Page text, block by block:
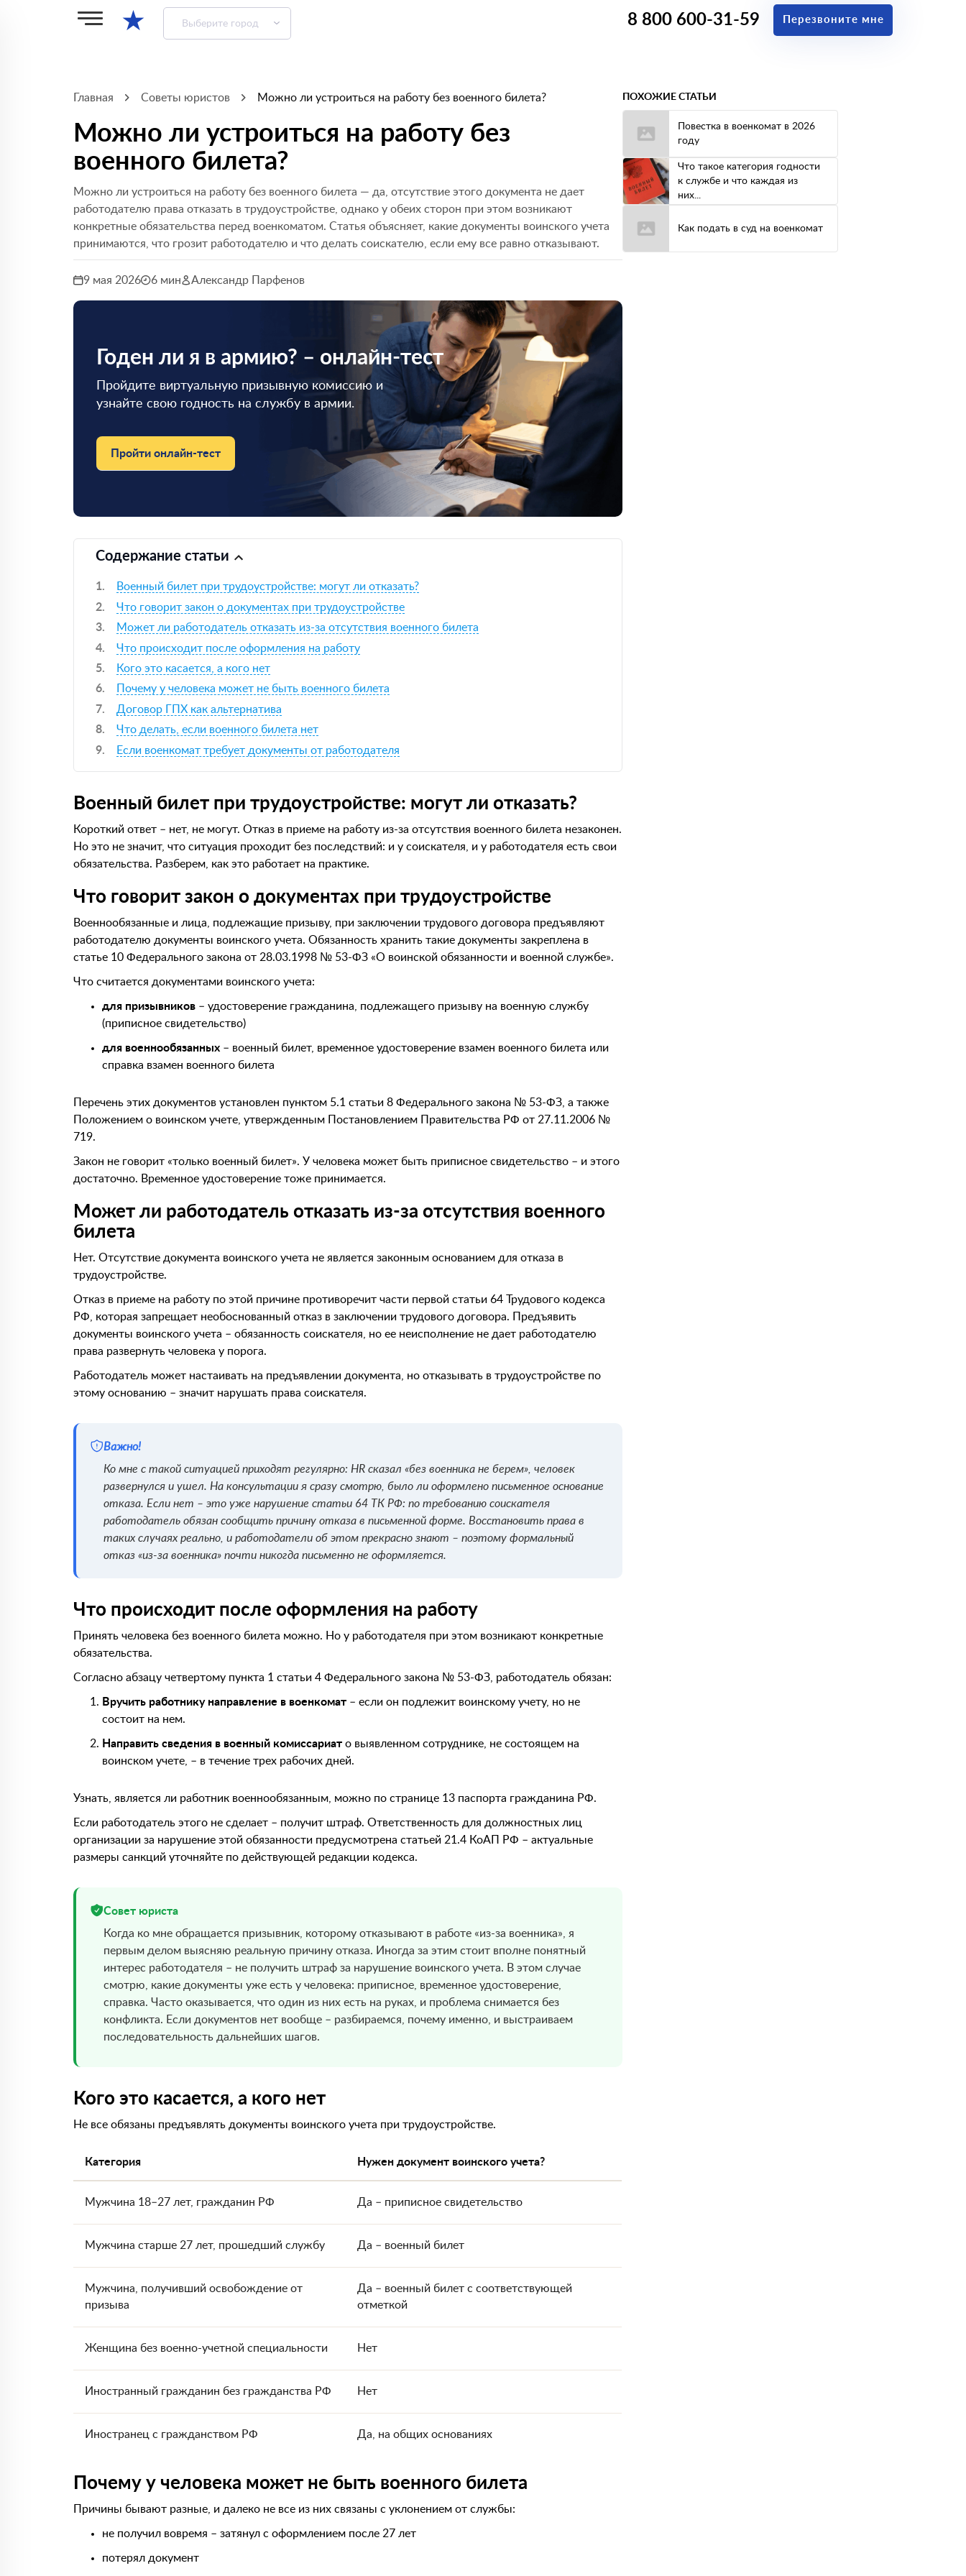
★ Выберите город 8 800 600-31-59 Перезвоните мне
Главная Советы юристов Можно ли устроиться на работу без военного билета?
Можно ли устроиться на работу без
военного билета?
Можно ли устроиться на работу без военного билета — да, отсутствие этого документа не дает
работодателю права отказать в трудоустройстве, однако у обеих сторон при этом возникают
конкретные обязательства перед военкоматом. Статья объясняет, какие документы воинского учета
принимаются, что грозит работодателю и что делать соискателю, если ему все равно отказывают.
9 мая 2026 6 мин Александр Парфенов
Годен ли я в армию? – онлайн-тест
Пройдите виртуальную призывную комиссию и
узнайте свою годность на службу в армии.
Пройти онлайн-тест
Содержание статьи
Военный билет при трудоустройстве: могут ли отказать?
Что говорит закон о документах при трудоустройстве
Может ли работодатель отказать из-за отсутствия военного билета
Что происходит после оформления на работу
Кого это касается, а кого нет
Почему у человека может не быть военного билета
Договор ГПХ как альтернатива
Что делать, если военного билета нет
Если военкомат требует документы от работодателя
Военный билет при трудоустройстве: могут ли отказать?
Короткий ответ – нет, не могут. Отказ в приеме на работу из-за отсутствия военного билета незаконен.
Но это не значит, что ситуация проходит без последствий: и у соискателя, и у работодателя есть свои
обязательства. Разберем, как это работает на практике.
Что говорит закон о документах при трудоустройстве
Военнообязанные и лица, подлежащие призыву, при заключении трудового договора предъявляют
работодателю документы воинского учета. Обязанность хранить такие документы закреплена в
статье 10 Федерального закона от 28.03.1998 № 53-ФЗ «О воинской обязанности и военной службе».
Что считается документами воинского учета:
для призывников – удостоверение гражданина, подлежащего призыву на военную службу
(приписное свидетельство)
для военнообязанных – военный билет, временное удостоверение взамен военного билета или
справка взамен военного билета
Перечень этих документов установлен пунктом 5.1 статьи 8 Федерального закона № 53-ФЗ, а также
Положением о воинском учете, утвержденным Постановлением Правительства РФ от 27.11.2006 №
719.
Закон не говорит «только военный билет». У человека может быть приписное свидетельство – и этого
достаточно. Временное удостоверение тоже принимается.
Может ли работодатель отказать из-за отсутствия военного
билета
Нет. Отсутствие документа воинского учета не является законным основанием для отказа в
трудоустройстве.
Отказ в приеме на работу по этой причине противоречит части первой статьи 64 Трудового кодекса
РФ, которая запрещает необоснованный отказ в заключении трудового договора. Предъявить
документы воинского учета – обязанность соискателя, но ее неисполнение не дает работодателю
права развернуть человека у порога.
Работодатель может настаивать на предъявлении документа, но отказывать в трудоустройстве по
этому основанию – значит нарушать права соискателя.
Важно!
Ко мне с такой ситуацией приходят регулярно: HR сказал «без военника не берем», человек
развернулся и ушел. На консультации я сразу смотрю, было ли оформлено письменное основание
отказа. Если нет – это уже нарушение статьи 64 ТК РФ: по требованию соискателя
работодатель обязан сообщить причину отказа в письменной форме. Восстановить права в
таких случаях реально, и работодатели об этом прекрасно знают – поэтому формальный
отказ «из-за военника» почти никогда письменно не оформляется.
Что происходит после оформления на работу
Принять человека без военного билета можно. Но у работодателя при этом возникают конкретные
обязательства.
Согласно абзацу четвертому пункта 1 статьи 4 Федерального закона № 53-ФЗ, работодатель обязан:
Вручить работнику направление в военкомат – если он подлежит воинскому учету, но не
состоит на нем.
Направить сведения в военный комиссариат о выявленном сотруднике, не состоящем на
воинском учете, – в течение трех рабочих дней.
Узнать, является ли работник военнообязанным, можно по странице 13 паспорта гражданина РФ.
Если работодатель этого не сделает – получит штраф. Ответственность для должностных лиц
организации за нарушение этой обязанности предусмотрена статьей 21.4 КоАП РФ – актуальные
размеры санкций уточняйте по действующей редакции кодекса.
Совет юриста
Когда ко мне обращается призывник, которому отказывают в работе «из-за военника», я
первым делом выясняю реальную причину отказа. Иногда за этим стоит вполне понятный
интерес работодателя – не получить штраф за нарушение воинского учета. В этом случае
смотрю, какие документы уже есть у человека: приписное, временное удостоверение,
справка. Часто оказывается, что один из них есть на руках, и проблема снимается без
конфликта. Если документов нет вообще – разбираемся, почему именно, и выстраиваем
последовательность дальнейших шагов.
Кого это касается, а кого нет
Не все обязаны предъявлять документы воинского учета при трудоустройстве.
Категория Нужен документ воинского учета?
Мужчина 18–27 лет, гражданин РФ Да – приписное свидетельство
Мужчина старше 27 лет, прошедший службу Да – военный билет
Мужчина, получивший освобождение от
призыва
Да – военный билет с соответствующей
отметкой
Женщина без военно-учетной специальности Нет
Иностранный гражданин без гражданства РФ Нет
Иностранец с гражданством РФ Да, на общих основаниях
Почему у человека может не быть военного билета
Причины бывают разные, и далеко не все из них связаны с уклонением от службы:
не получил вовремя – затянул с оформлением после 27 лет
потерял документ
ПОХОЖИЕ СТАТЬИ
Повестка в военкомат в 2026
году
Что такое категория годности
к службе и что каждая из
них...
Как подать в суд на военкомат